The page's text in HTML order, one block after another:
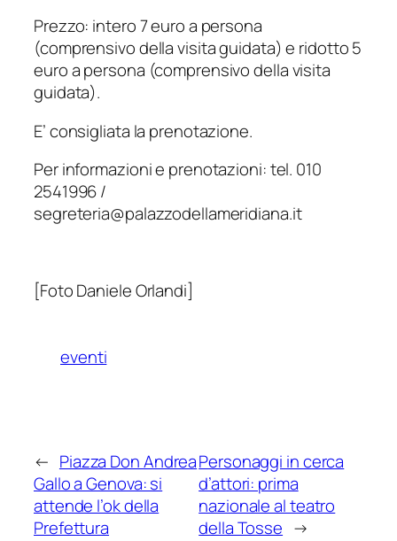
Prezzo: intero 7 euro a persona
(comprensivo della visita guidata) e ridotto 5
euro a persona (comprensivo della visita
guidata).
E’ consigliata la prenotazione.
Per informazioni e prenotazioni: tel. 010
2541996 /
segreteria@palazzodellameridiana.it
[Foto Daniele Orlandi]
eventi
← Piazza Don Andrea
Gallo a Genova: si
attende l’ok della
Prefettura
Personaggi in cerca
d’attori: prima
nazionale al teatro
della Tosse →